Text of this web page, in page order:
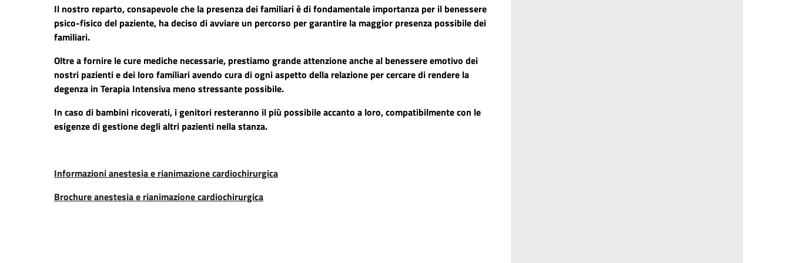
Il nostro reparto, consapevole che la presenza dei familiari è di fondamentale importanza per il benessere
psico-fisico del paziente, ha deciso di avviare un percorso per garantire la maggior presenza possibile dei
familiari.
Oltre a fornire le cure mediche necessarie, prestiamo grande attenzione anche al benessere emotivo dei
nostri pazienti e dei loro familiari avendo cura di ogni aspetto della relazione per cercare di rendere la
degenza in Terapia Intensiva meno stressante possibile.
In caso di bambini ricoverati, i genitori resteranno il più possibile accanto a loro, compatibilmente con le
esigenze di gestione degli altri pazienti nella stanza.
Informazioni anestesia e rianimazione cardiochirurgica
Brochure anestesia e rianimazione cardiochirurgica